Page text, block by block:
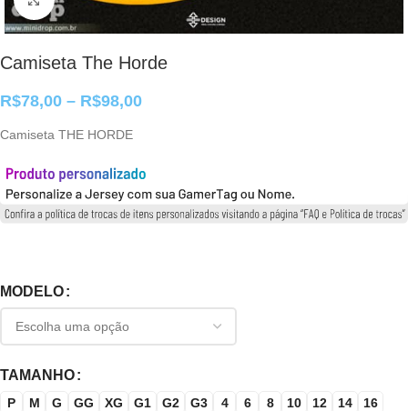
Camiseta The Horde
R$78,00 – R$98,00
Camiseta THE HORDE
MODELO
TAMANHO
P M G GG XG G1 G2 G3 4 6 8 10 12 14 16